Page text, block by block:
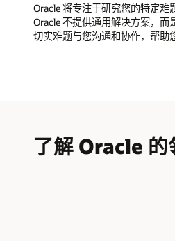
Oracle 将专注于研究您的特定难
Oracle 不提供通用解决方案，
切实难题与您沟通和协作，帮助
了解 Oracle 的